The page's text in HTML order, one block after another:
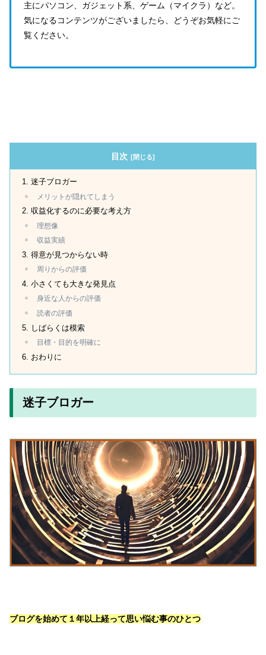
主にパソコン、ガジェット系、ゲーム（マイクラ）など。
気になるコンテンツがございましたら、どうぞお気軽にご
覧ください。
目次
迷子ブロガー
メリットが隠れてしまう
収益化するのに必要な考え方
理想像
収益実績
得意が見つからない時
周りからの評価
小さくても大きな発見点
身近な人からの評価
読者の評価
しばらくは模索
目標・目的を明確に
おわりに
迷子ブロガー
ブログを始めて１年以上経って思い悩む事のひとつ